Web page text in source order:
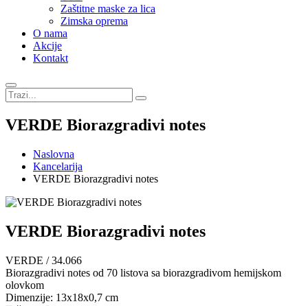
Zaštitne maske za lica
Zimska oprema
O nama
Akcije
Kontakt
VERDE Biorazgradivi notes
Naslovna
Kancelarija
VERDE Biorazgradivi notes
VERDE Biorazgradivi notes
VERDE / 34.066
Biorazgradivi notes od 70 listova sa biorazgradivom hemijskom
olovkom
Dimenzije: 13x18x0,7 cm